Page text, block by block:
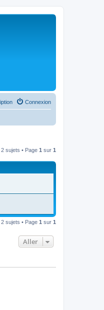
Connexion
2 sujets • Page 1 sur 1
2 sujets • Page 1 sur 1
Aller